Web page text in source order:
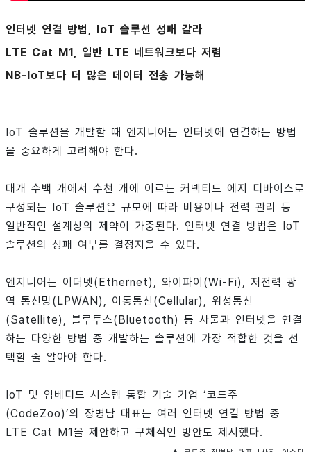
인터넷 연결 방법, IoT 솔루션 성패 갈라
LTE Cat M1, 일반 LTE 네트워크보다 저렴
NB-IoT보다 더 많은 데이터 전송 가능해
IoT 솔루션을 개발할 때 엔지니어는 인터넷에 연결하는 방법
을 중요하게 고려해야 한다.
대개 수백 개에서 수천 개에 이르는 커넥티드 에지 디바이스로
구성되는 IoT 솔루션은 규모에 따라 비용이나 전력 관리 등
일반적인 설계상의 제약이 가중된다. 인터넷 연결 방법은 IoT
솔루션의 성패 여부를 결정지을 수 있다.
엔지니어는 이더넷(Ethernet), 와이파이(Wi-Fi), 저전력 광
역 통신망(LPWAN), 이동통신(Cellular), 위성통신
(Satellite), 블루투스(Bluetooth) 등 사물과 인터넷을 연결
하는 다양한 방법 중 개발하는 솔루션에 가장 적합한 것을 선
택할 줄 알아야 한다.
IoT 및 임베디드 시스템 통합 기술 기업 ‘코드주
(CodeZoo)’의 장병남 대표는 여러 인터넷 연결 방법 중
LTE Cat M1을 제안하고 구체적인 방안도 제시했다.